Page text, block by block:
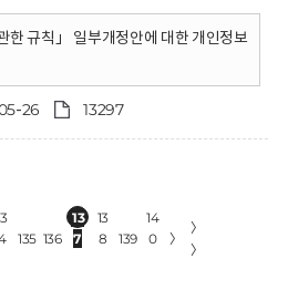
한 규칙」 일부개정안에 대한 개인정보
26 13297
135 136
13
7
13
8
139
14
0
〉
〉
〉